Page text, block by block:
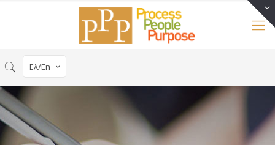
Ελ/En